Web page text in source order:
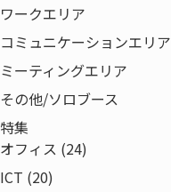
ワークエリア
コミュニケーションエリア
ミーティングエリア
その他/ソロブース
特集
オフィス (24)
ICT (20)
ソリューション
事例紹介
特集
企業情報
代表あいさつ
経営理念・事業ドメイン
会社概要